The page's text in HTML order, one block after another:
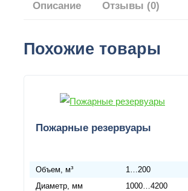
Описание Отзывы (0)
Похожие товары
Пожарные резервуары
Объем, м³
1…200
Диаметр, мм
1000…4200